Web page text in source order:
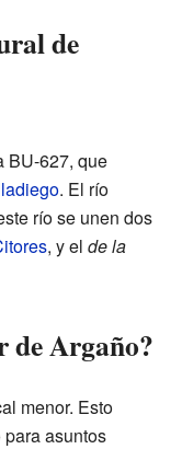
de
BU-627, que
. El río
río se unen dos
, y el de la
de Argaño?
menor. Esto
asuntos